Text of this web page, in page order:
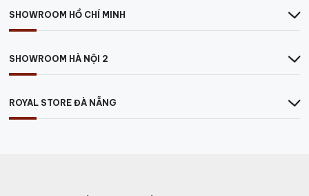
SHOWROOM HỒ CHÍ MINH
SHOWROOM HÀ NỘI 2
ROYAL STORE ĐÀ NẴNG